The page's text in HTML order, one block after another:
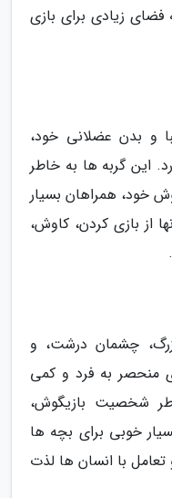
زیادی برای بازی
و بدن عضلانی خود،
این گربه ها به خاطر
خود، همراهان بسیار
از بازی کردن، کاوش،
چشمان درشت، و
منحصر به فرد و کمی
شخصیت بازیگوش،
خوبی برای بچه ها
تعامل با انسان ها لذت